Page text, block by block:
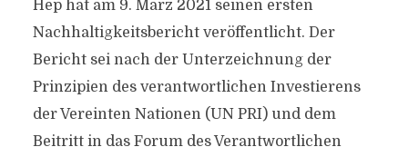
Hep hat am 9. März 2021 seinen ersten
Nachhaltigkeitsbericht veröffentlicht. Der
Bericht sei nach der Unterzeichnung der
Prinzipien des verantwortlichen Investierens
der Vereinten Nationen (UN PRI) und dem
Beitritt in das Forum des Verantwortlichen